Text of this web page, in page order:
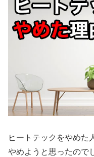
ヒートテックをやめた
やめようと思ったので